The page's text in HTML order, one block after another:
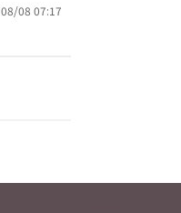
08/08 07:17